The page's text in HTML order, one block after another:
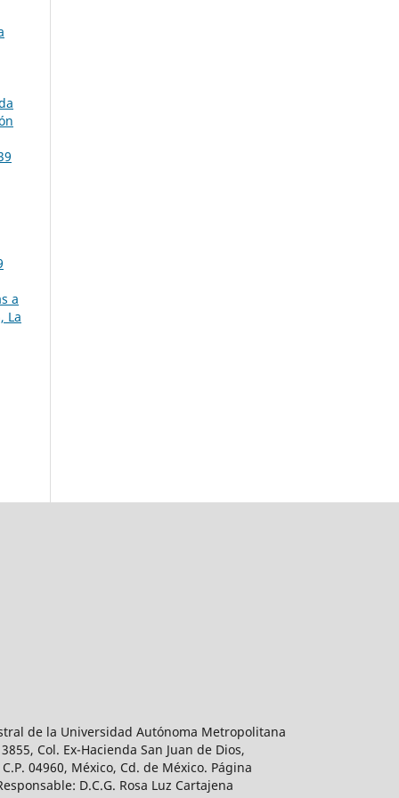
a
La
de la Universidad Autónoma Metropolitana
Col. Ex-Hacienda San Juan de Dios,
04960, México, Cd. de México. Página
D.C.G. Rosa Luz Cartajena